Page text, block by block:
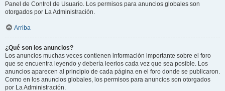
Panel de Control de Usuario. Los permisos para anuncios globales son
otorgados por La Administración.
Arriba
¿Qué son los anuncios?
Los anuncios muchas veces contienen información importante sobre el foro
que se encuentra leyendo y debería leerlos cada vez que sea posible. Los
anuncios aparecen al principio de cada página en el foro donde se publicaron.
Como en los anuncios globales, los permisos para anuncios son otorgados
por La Administración.